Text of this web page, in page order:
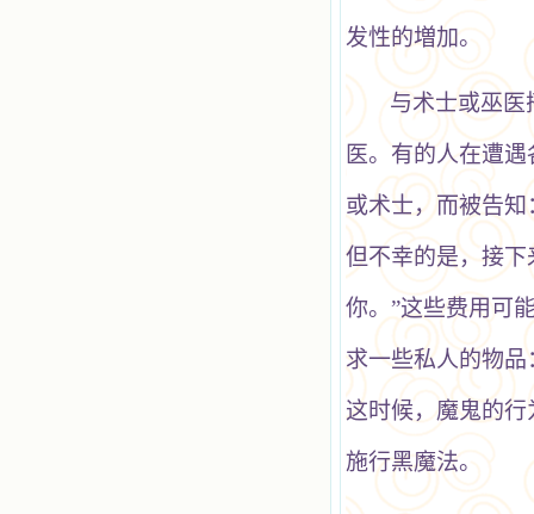
发性的増加。
与术士或巫医
医。有的人在遭
或术士，而被告知
但不幸的是，接
你。”这些费用可
求一些私人的物
这时候，魔鬼的
施行黑魔法。